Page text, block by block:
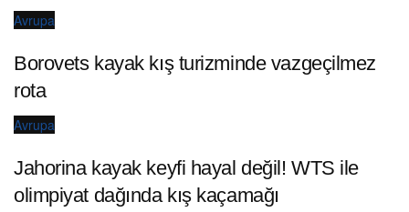
Avrupa
Borovets kayak kış turizminde vazgeçilmez
rota
Avrupa
Jahorina kayak keyfi hayal değil! WTS ile
olimpiyat dağında kış kaçamağı